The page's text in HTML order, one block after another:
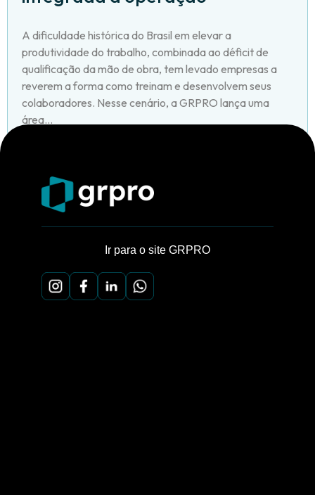
A dificuldade histórica do Brasil em elevar a
produtividade do trabalho, combinada ao déficit de
qualificação da mão de obra, tem levado empresas a
reverem a forma como treinam e desenvolvem seus
colaboradores. Nesse cenário, a GRPRO lança uma
área...
Ir para o site GRPRO